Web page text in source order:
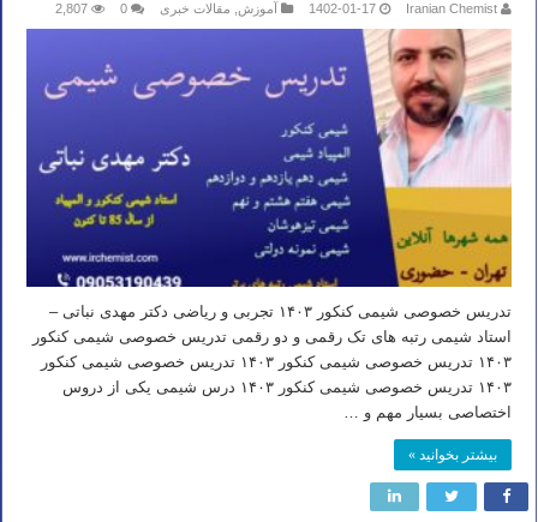
Iranian Chemist
1402-01-17 آموزش مقالات خبری 0
2,807
تدریس خصوصی شیمی کنکور ۱۴۰۳ تجربی و ریاضی دکتر مهدی نباتی –
استاد شیمی رتبه های تک رقمی و دو رقمی تدریس خصوصی شیمی کنکور
۱۴۰۳ تدریس خصوصی شیمی کنکور ۱۴۰۳ تدریس خصوصی شیمی کنکور
۱۴۰۳ تدریس خصوصی شیمی کنکور ۱۴۰۳ درس شیمی یکی از دروس
اختصاصی بسیار مهم و …
بیشتر بخوانید »